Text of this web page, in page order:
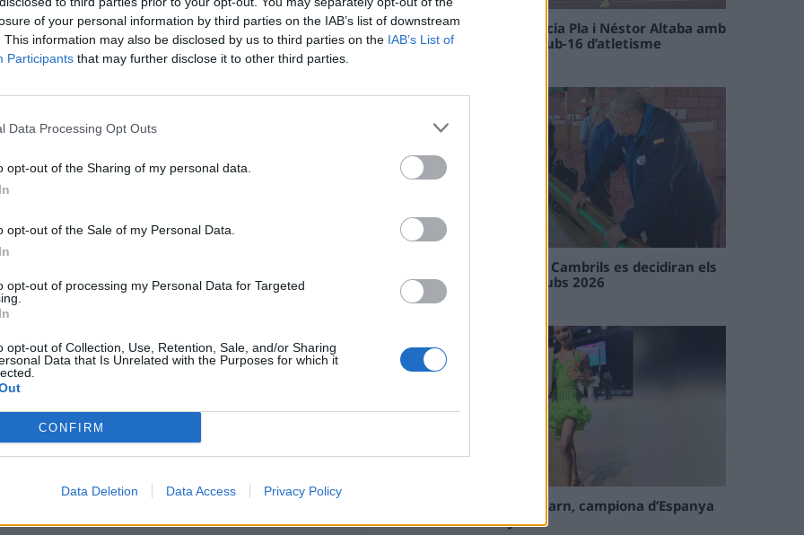
of your personal information by third parties on the IAB’s list of downstream
This information may also be disclosed by us to third parties on the IAB’s List of
Participants that may further disclose it to other third parties.
Data Processing Opt Outs
opt-out of the Sharing of my personal data.
opt-out of the Sale of my Personal Data.
opt-out of processing my Personal Data for Targeted
opt-out of Collection, Use, Retention, Sale, and/or Sharing
Data that Is Unrelated with the Purposes for which it
CONFIRM
Data Deletion Data Access Privacy Policy
de fruita amb residus que no superen el límit
fer servir en l’àmbit comunitari europeu.
«Volem ser
a altres països exportadors i d’altres sectors amb els
vigilar que no es treballi amb productes fitosanitaris
tinguem especial fixació amb el sud d’Àfrica. Hem
però seguirem amb Egipte, Argentina i
El ‘Paradís pintat’ de Pepa Plana i la darrera obra de
Mont Plans, a l’Auditori Sixto Mir
Paula Sintorres, Patrícia Pla i Néstor Altaba amb
la selecció catalana sub-16 d’atletisme
En les tirades de Flix i Cambrils es decidiran els
campions de l’Interclubs 2026
08 maig 2026
La tortosina Cinta Talarn, campiona d’Espanya
de 10 balls solo júnior